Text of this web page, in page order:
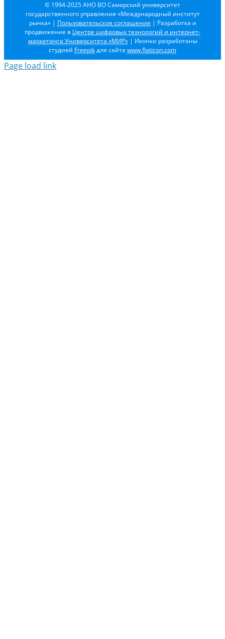
© 1994-2025 АНО ВО Самарский университет
государственного управления «Международный институт
рынка» | Пользовательское соглашение | Разработка и
продвижение в Центре цифровых технологий и интернет-
маркетинга Университета «МИР»| Иконки разработаны
студией Freepikдля сайта www.flaticon.com
Page load link